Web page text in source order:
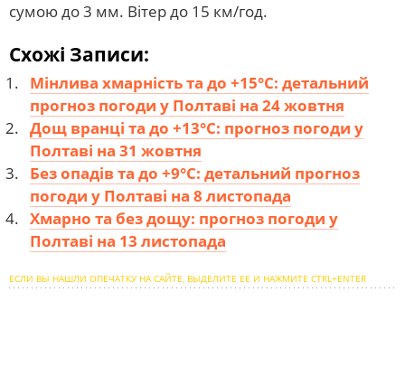
сумою до 3 мм. Вітер до 15 км/год.
Схожі Записи:
Мінлива хмарність та до +15°С: детальний
прогноз погоди у Полтаві на 24 жовтня
Дощ вранці та до +13°С: прогноз погоди у
Полтаві на 31 жовтня
Без опадів та до +9°С: детальний прогноз
погоди у Полтаві на 8 листопада
Хмарно та без дощу: прогноз погоди у
Полтаві на 13 листопада
ЕСЛИ ВЫ НАШЛИ ОПЕЧАТКУ НА САЙТЕ, ВЫДЕЛИТЕ ЕЕ И НАЖМИТЕ CTRL+ENTER